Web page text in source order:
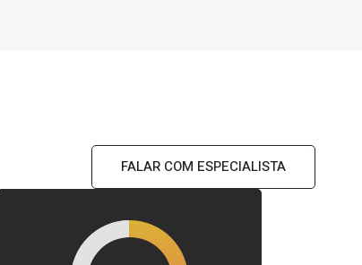
FALAR COM ESPECIALISTA